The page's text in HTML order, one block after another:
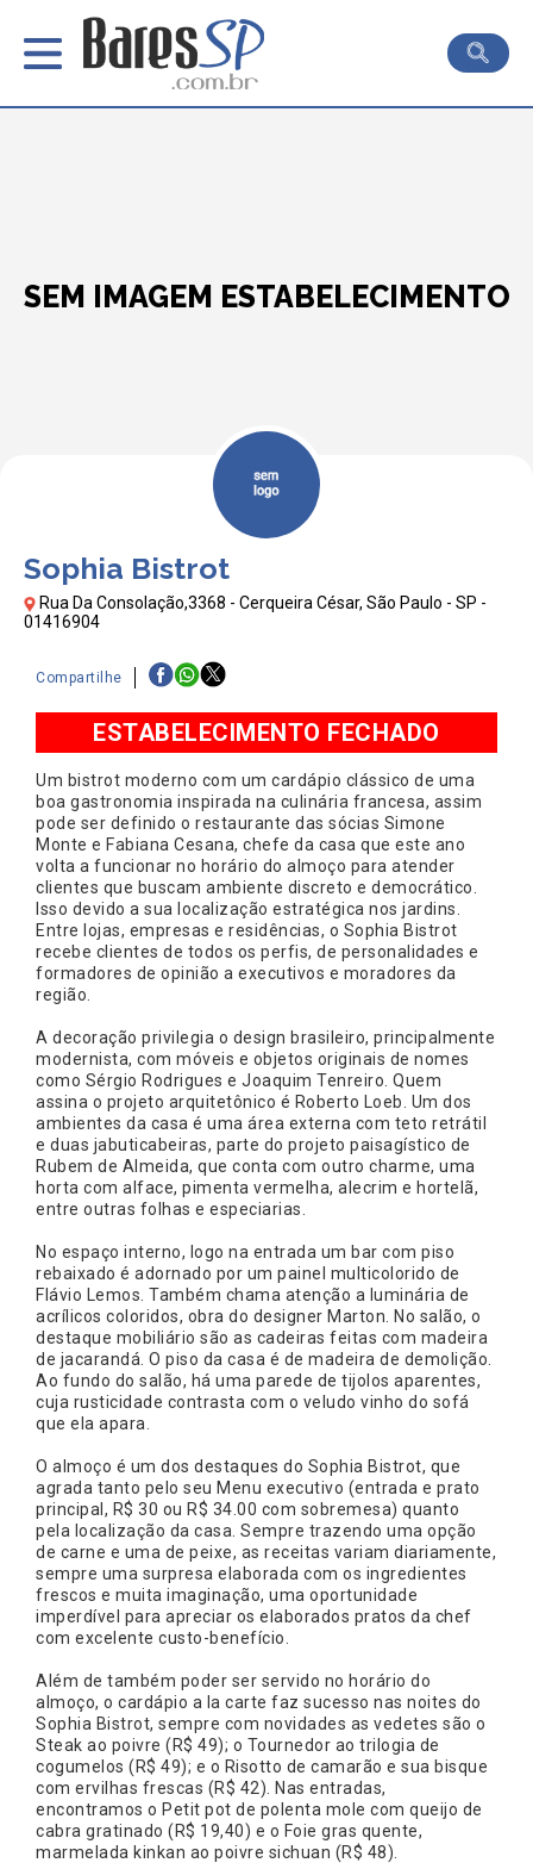
SEM IMAGEM ESTABELECIMENTO
Sophia Bistrot
Rua Da Consolação,3368 - Cerqueira César, São Paulo - SP -
01416904
Compartilhe
ESTABELECIMENTO FECHADO
Um bistrot moderno com um cardápio clássico de uma
boa gastronomia inspirada na culinária francesa, assim
pode ser definido o restaurante das sócias Simone
Monte e Fabiana Cesana, chefe da casa que este ano
volta a funcionar no horário do almoço para atender
clientes que buscam ambiente discreto e democrático.
Isso devido a sua localização estratégica nos jardins.
Entre lojas, empresas e residências, o Sophia Bistrot
recebe clientes de todos os perfis, de personalidades e
formadores de opinião a executivos e moradores da
região.
A decoração privilegia o design brasileiro, principalmente
modernista, com móveis e objetos originais de nomes
como Sérgio Rodrigues e Joaquim Tenreiro. Quem
assina o projeto arquitetônico é Roberto Loeb. Um dos
ambientes da casa é uma área externa com teto retrátil
e duas jabuticabeiras, parte do projeto paisagístico de
Rubem de Almeida, que conta com outro charme, uma
horta com alface, pimenta vermelha, alecrim e hortelã,
entre outras folhas e especiarias.
No espaço interno, logo na entrada um bar com piso
rebaixado é adornado por um painel multicolorido de
Flávio Lemos. Também chama atenção a luminária de
acrílicos coloridos, obra do designer Marton. No salão, o
destaque mobiliário são as cadeiras feitas com madeira
de jacarandá. O piso da casa é de madeira de demolição.
Ao fundo do salão, há uma parede de tijolos aparentes,
cuja rusticidade contrasta com o veludo vinho do sofá
que ela apara.
O almoço é um dos destaques do Sophia Bistrot, que
agrada tanto pelo seu Menu executivo (entrada e prato
principal, R$ 30 ou R$ 34.00 com sobremesa) quanto
pela localização da casa. Sempre trazendo uma opção
de carne e uma de peixe, as receitas variam diariamente,
sempre uma surpresa elaborada com os ingredientes
frescos e muita imaginação, uma oportunidade
imperdível para apreciar os elaborados pratos da chef
com excelente custo-benefício.
Além de também poder ser servido no horário do
almoço, o cardápio a la carte faz sucesso nas noites do
Sophia Bistrot, sempre com novidades as vedetes são o
Steak ao poivre (R$ 49); o Tournedor ao trilogia de
cogumelos (R$ 49); e o Risotto de camarão e sua bisque
com ervilhas frescas (R$ 42). Nas entradas,
encontramos o Petit pot de polenta mole com queijo de
cabra gratinado (R$ 19,40) e o Foie gras quente,
marmelada kinkan ao poivre sichuan (R$ 48).